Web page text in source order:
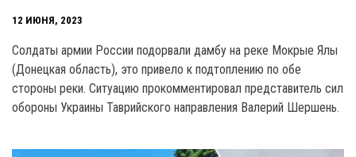
12 ИЮНЯ, 2023
Солдаты армии России подорвали дамбу на реке Мокрые Ялы
(Донецкая область), это привело к подтоплению по обе
стороны реки. Ситуацию прокомментировал представитель сил
обороны Украины Таврийского направления Валерий Шершень.